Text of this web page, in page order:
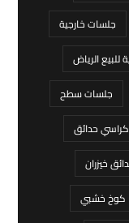
جلسات خارجية
للبيع الرياض
جلسات سطح
كراسي حدائق
خيزران
كوخ خشبي